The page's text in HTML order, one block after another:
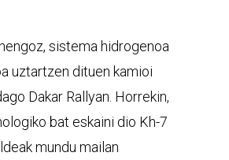
sistema hidrogenoa
uztartzen dituen kamioi
Dakar Rallyan. Horrekin,
bat eskaini dio Kh-7
mundu mailan